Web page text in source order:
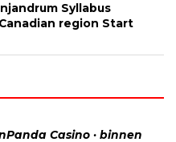
Syllabus
region Start
Casino · binnen